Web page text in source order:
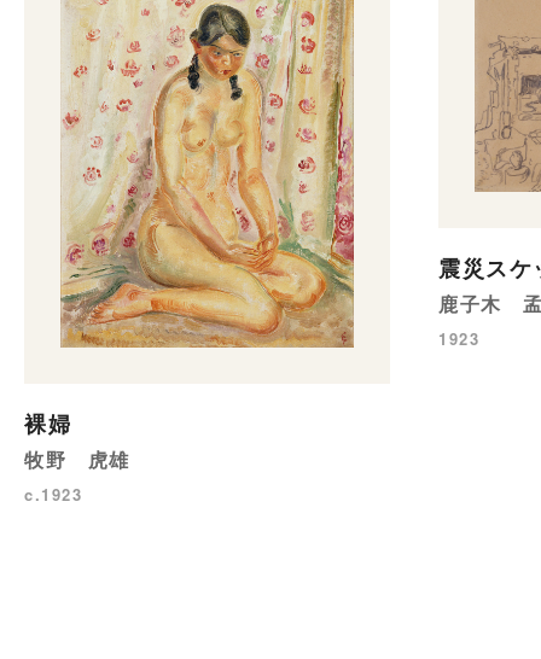
裸婦
牧野 虎雄
c.1923
震災ス
鹿子木
1923